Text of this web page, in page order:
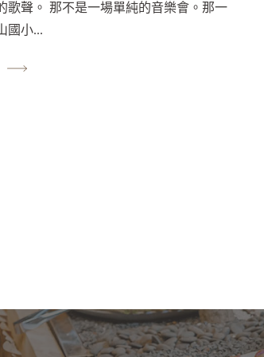
歌聲。 那不是一場單純的音樂會。那一
國小...